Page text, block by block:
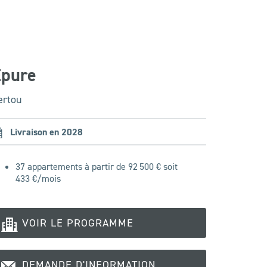
Livraison en 2028
37 appartements à partir de 92 500 € soit
433 €/mois
VOIR LE PROGRAMME